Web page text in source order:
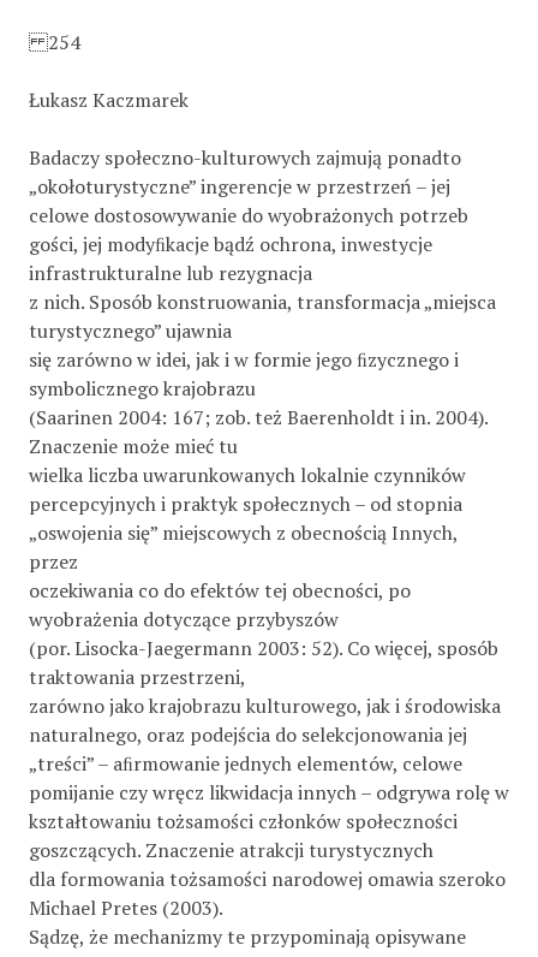
254
Łukasz Kaczmarek
Badaczy społeczno-kulturowych zajmują ponadto
„okołoturystyczne” ingerencje w przestrzeń – jej
celowe dostosowywanie do wyobrażonych potrzeb
gości, jej modyﬁkacje bądź ochrona, inwestycje
infrastrukturalne lub rezygnacja
z nich. Sposób konstruowania, transformacja „miejsca
turystycznego” ujawnia
się zarówno w idei, jak i w formie jego ﬁzycznego i
symbolicznego krajobrazu
(Saarinen 2004: 167; zob. też Baerenholdt i in. 2004).
Znaczenie może mieć tu
wielka liczba uwarunkowanych lokalnie czynników
percepcyjnych i praktyk społecznych – od stopnia
„oswojenia się” miejscowych z obecnością Innych,
przez
oczekiwania co do efektów tej obecności, po
wyobrażenia dotyczące przybyszów
(por. Lisocka-Jaegermann 2003: 52). Co więcej, sposób
traktowania przestrzeni,
zarówno jako krajobrazu kulturowego, jak i środowiska
naturalnego, oraz podejścia do selekcjonowania jej
„treści” – aﬁrmowanie jednych elementów, celowe
pomijanie czy wręcz likwidacja innych – odgrywa rolę w
kształtowaniu tożsamości członków społeczności
goszczących. Znaczenie atrakcji turystycznych
dla formowania tożsamości narodowej omawia szeroko
Michael Pretes (2003).
Sądzę, że mechanizmy te przypominają opisywane